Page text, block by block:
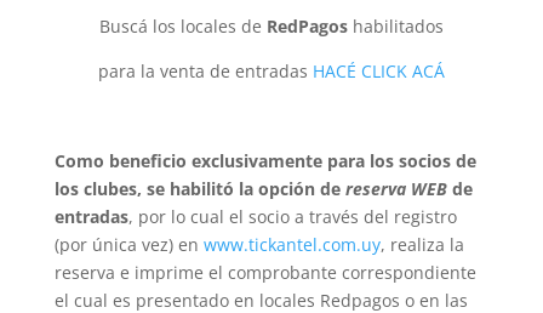
Buscá los locales de RedPagoshabilitados
para la venta de entradas HACÉ CLICK ACÁ
Como beneficio exclusivamente para los socios de
los clubes, se habilitó la opción de reserva WEBde
entradas, por lo cual el socio a través del registro
(por única vez) en www.tickantel.com.uy, realiza la
reserva e imprime el comprobante correspondiente
el cual es presentado en locales Redpagos o en las